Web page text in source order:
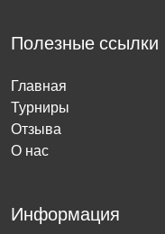
Полезные ссылки
Главная
Турниры
Отзыва
О нас
Информация